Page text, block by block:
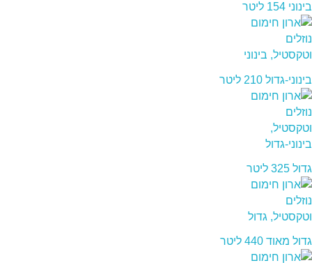
בינוני 154 ליטר
בינוני-גדול 210 ליטר
גדול 325 ליטר
גדול מאוד 440 ליטר